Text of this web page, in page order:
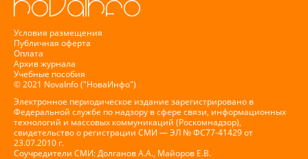
Условия размещения
Публичная оферта
Оплата
Архив журнала
Учебные пособия
© 2021 NovaInfo ("НоваИнфо")
Электронное периодическое издание зарегистрировано в
Федеральной службе по надзору в сфере связи, информационных
технологий и массовых коммуникаций (Роскомнадзор),
свидетельство о регистрации СМИ — ЭЛ № ФС77-41429 от
23.07.2010 г.
Соучредители СМИ: Долганов А.А., Майоров Е.В.